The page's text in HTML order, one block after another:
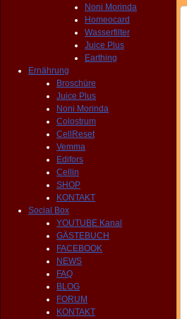
Noni Morinda
Homeocard
Wasserfilter
Juice Plus
Earthing
Ernährung
Broschüre
Juice Plus
Noni Morinda
Colostrum
CellReset
Vemma
Edifors
Cellin
SHOP
KONTAKT
Social Box
YOUTUBE Kanal
GÄSTEBUCH
FACEBOOK
NEWS
FAQ
BLOG
FORUM
KONTAKT